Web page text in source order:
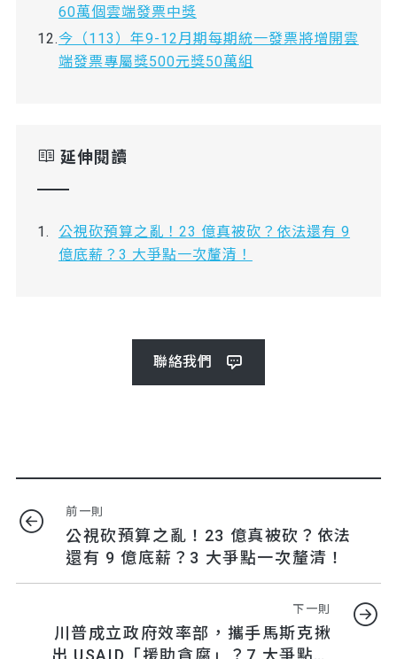
60萬個雲端發票中獎
今（113）年9-12月期每期統一發票將增開雲
端發票專屬獎500元獎50萬組
延伸閱讀
公視砍預算之亂！23 億真被砍？依法還有 9
億底薪？3 大爭點一次釐清！
聯絡我們
前一則
公視砍預算之亂！23 億真被砍？依法
還有 9 億底薪？3 大爭點一次釐清！
下一則
川普成立政府效率部，攜手馬斯克揪
出 USAID「援助貪腐」？7 大爭點、